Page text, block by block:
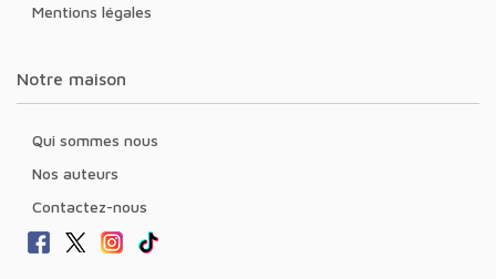
Mentions légales
Notre maison
Qui sommes nous
Nos auteurs
Contactez-nous